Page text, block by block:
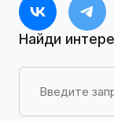
Найди